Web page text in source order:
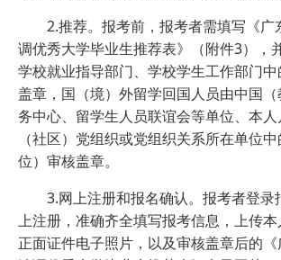
2.推荐。报考前，报考者需填写《广
调优秀大学毕业生推荐表》（附件3），
学校就业指导部门、学校学生工作部门
盖章，国（境）外留学回国人员由中国
务中心、留学生人员联谊会等单位、本
（社区）党组织或党组织关系所在单位
位）审核盖章。
3.网上注册和报名确认。报考者登录
上注册，准确齐全填写报考信息，上传
正面证件电子照片，以及审核盖章后的